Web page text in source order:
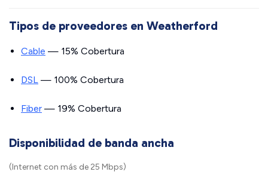
Tipos de proveedores en Weatherford
Cable — 15% Cobertura
DSL — 100% Cobertura
Fiber — 19% Cobertura
Disponibilidad de banda ancha
(Internet con más de 25 Mbps)